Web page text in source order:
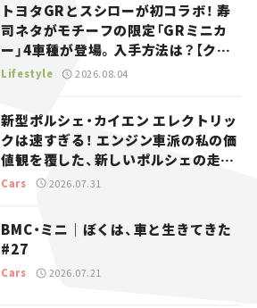
トヨタGRとスシローが初コラボ！ 寿
司ネタがモチーフの限定「GRミニカ
ー」4車種が登場。入手方法は？【クル
マとホビー】
Lifestyle 2026.08.04
新型ポルシェ・カイエン エレクトリッ
クは速すぎる！ エンジン車派の私の価
値観を覆した、新しいポルシェの走
り。
Cars 2026.07.31
BMC・ミニ｜ぼくは、車と生きてきた
#27
Cars 2026.07.21